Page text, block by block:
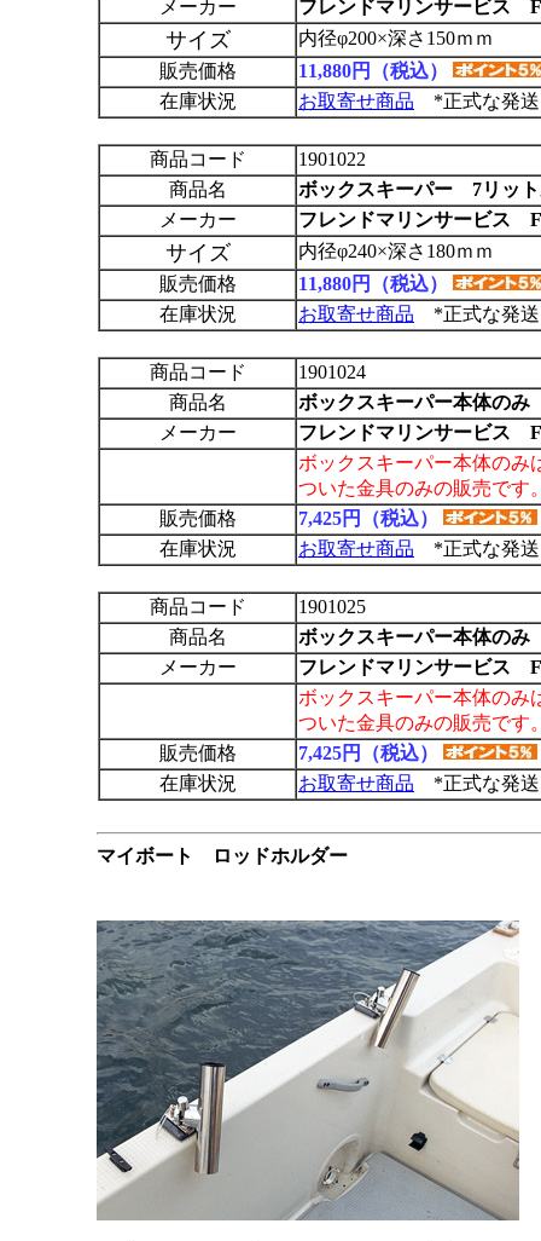
メーカー
フレンドマリンサービス
サイズ
内径φ200×深さ150ｍｍ
販売価格
11,880円（税込）
在庫状況
お取寄せ商品 *正式な発送
商品コード
1901022
商品名
ボックスキーパー 7リッ
メーカー
フレンドマリンサービス
サイズ
内径φ240×深さ180ｍｍ
販売価格
11,880円（税込）
在庫状況
お取寄せ商品 *正式な発送
商品コード
1901024
商品名
ボックスキーパー本体の
メーカー
フレンドマリンサービス
ボックスキーパー本体のみ
ついた金具のみの販売です
販売価格
7,425円（税込）
在庫状況
お取寄せ商品 *正式な発送
商品コード
1901025
商品名
ボックスキーパー本体の
メーカー
フレンドマリンサービス
ボックスキーパー本体のみ
ついた金具のみの販売です
販売価格
7,425円（税込）
在庫状況
お取寄せ商品 *正式な発送
マイボート ロッドホルダー